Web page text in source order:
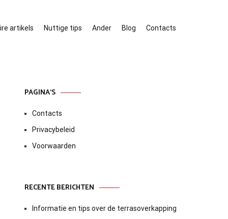
artikels Nuttige tips Ander Blog Contacts
PAGINA’S
Contacts
Privacybeleid
Voorwaarden
RECENTE BERICHTEN
Informatie en tips over de terrasoverkapping